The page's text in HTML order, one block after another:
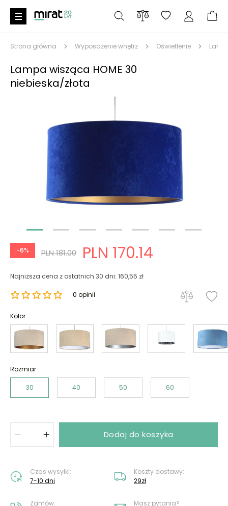
Strona główna Wyposażenie wnętrz Oświetlenie
Lampa wisząca HOME 30
niebieska/złota
-6% PLN 181.00 PLN 170.14
Najniższa cena z ostatnich 30 dni: 160,55 zł
0 opinii
Kolor
Rozmiar
30 40 50 60
Dodaj do koszyka
Czas wysyłki:
7-10 dni
Koszty dostawy:
29zł
Zamów:
Masz pytania?